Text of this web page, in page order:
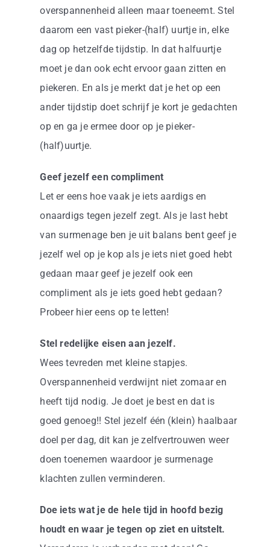
overspannenheid alleen maar toeneemt. Stel
daarom een vast pieker-(half) uurtje in, elke
dag op hetzelfde tijdstip. In dat halfuurtje
moet je dan ook echt ervoor gaan zitten en
piekeren. En als je merkt dat je het op een
ander tijdstip doet schrijf je kort je gedachten
op en ga je ermee door op je pieker-
(half)uurtje.
Geef jezelf een compliment
Let er eens hoe vaak je iets aardigs en
onaardigs tegen jezelf zegt. Als je last hebt
van surmenage ben je uit balans bent geef je
jezelf wel op je kop als je iets niet goed hebt
gedaan maar geef je jezelf ook een
compliment als je iets goed hebt gedaan?
Probeer hier eens op te letten!
Stel redelijke eisen aan jezelf.
Wees tevreden met kleine stapjes.
Overspannenheid verdwijnt niet zomaar en
heeft tijd nodig. Je doet je best en dat is
goed genoeg!! Stel jezelf één (klein) haalbaar
doel per dag, dit kan je zelfvertrouwen weer
doen toenemen waardoor je surmenage
klachten zullen verminderen.
Doe iets wat je de hele tijd in hoofd bezig
houdt en waar je tegen op ziet en uitstelt.